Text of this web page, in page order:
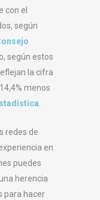
con el
según
según estos
la cifra
menos
redes de
en
puedes
herencia
para hacer